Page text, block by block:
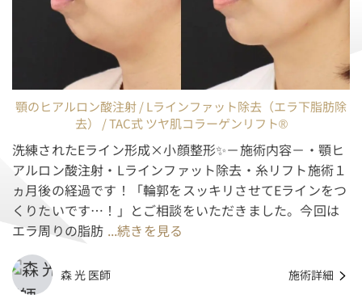
顎のヒアルロン酸注射 / Lラインファット除去（エラ下脂肪除
去） / TAC式 ツヤ肌コラーゲンリフト®
洗練されたEライン形成×小顔整形✨－施術内容－・顎ヒ
アルロン酸注射・Lラインファット除去・糸リフト施術１
ヵ月後の経過です！「輪郭をスッキリさせてEラインをつ
くりたいです…！」とご相談をいただきました。今回は
エラ周りの脂肪 ...続きを見る
森 光 医師 施術詳細